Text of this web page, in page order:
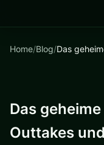
Home/Blog/Das
Das
Outtakes